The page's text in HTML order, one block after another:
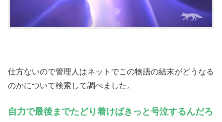
仕方ないので管理人はネットでこの物語の結末がどうなる
のかについて検索して調べました。
自力で最後までたどり着けばきっと号泣するんだろ